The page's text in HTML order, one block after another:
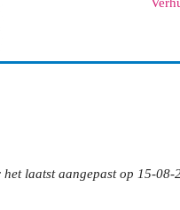
laatst aangepast op 15-08-